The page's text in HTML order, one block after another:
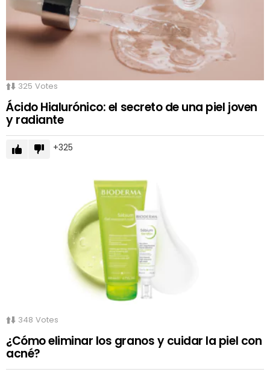
325 Votes
Ácido Hialurónico: el secreto de una piel joven
y radiante
325
348 Votes
¿Cómo eliminar los granos y cuidar la piel con
acné?